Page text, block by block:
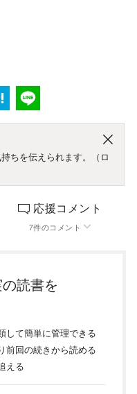
ちを伝えられます。（ロ
応援コメント
7件のコメント
読書を
して簡単に管理できる
前回の続きから読める
える